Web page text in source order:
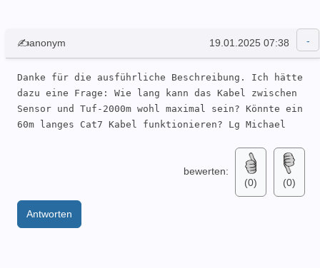
✍anonym 19.01.2025 07:38
Danke für die ausführliche Beschreibung. Ich hätte
dazu eine Frage: Wie lang kann das Kabel zwischen
Sensor und Tuf-2000m wohl maximal sein? Könnte ein
60m langes Cat7 Kabel funktionieren? Lg Michael
bewerten:
(0)
(0)
Antworten